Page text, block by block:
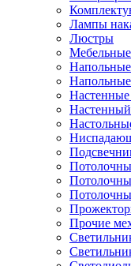
Лампы
Люстры
Настенные
Прочие